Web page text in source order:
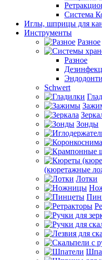
Система
Иглы, шприцы для
Инструменты
Разное
Разное
Schwert
Зонды
(кюретажные
Лотки